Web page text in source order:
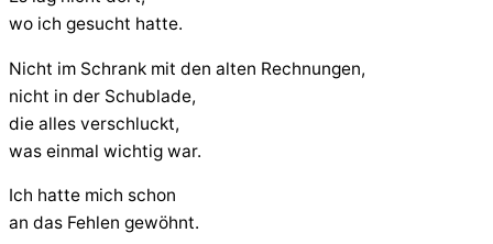
wo ich gesucht hatte.
Nicht im Schrank mit den alten Rechnungen,
nicht in der Schublade,
die alles verschluckt,
was einmal wichtig war.
Ich hatte mich schon
an das Fehlen gewöhnt.